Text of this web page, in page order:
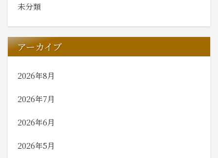
未分類
アーカイブ
2026年8月
2026年7月
2026年6月
2026年5月